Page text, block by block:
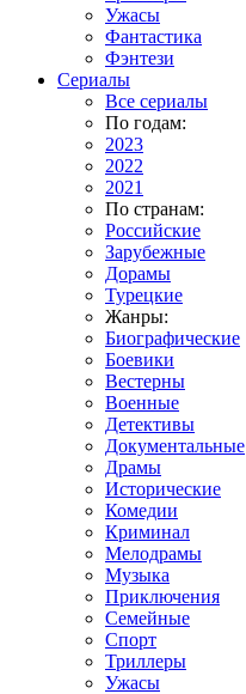
Ужасы
Фантастика
Фэнтези
Сериалы
Все сериалы
По годам:
2023
2022
2021
По странам:
Российские
Зарубежные
Дорамы
Турецкие
Жанры:
Биографические
Боевики
Вестерны
Военные
Детективы
Документальные
Драмы
Исторические
Комедии
Криминал
Мелодрамы
Музыка
Приключения
Семейные
Спорт
Триллеры
Ужасы